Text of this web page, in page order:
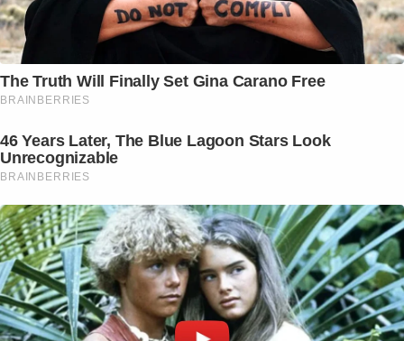
The Truth Will Finally Set Gina Carano Free
BRAINBERRIES
46 Years Later, The Blue Lagoon Stars Look
Unrecognizable
BRAINBERRIES